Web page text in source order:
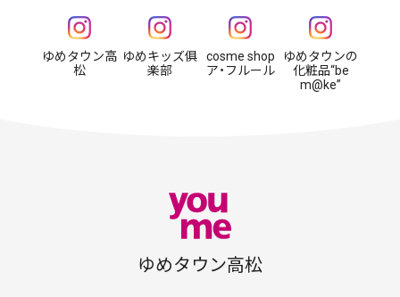
ゆめタウン高
松
ゆめキッズ俱
楽部
cosme shop
ア・フルール
ゆめタウンの
化粧品“be
m@ke”
ゆめタウン高松